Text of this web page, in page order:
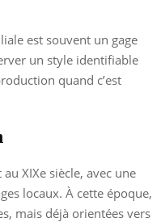
est souvent un gage
un style identifiable
quand c’est
XIXe siècle, avec une
locaux. À cette époque,
mais déjà orientées vers